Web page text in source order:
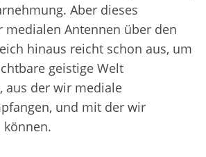
Aber dieses
medialen Antennen über den
hinaus reicht schon aus, um
geistige Welt
aus der wir mediale
und mit der wir